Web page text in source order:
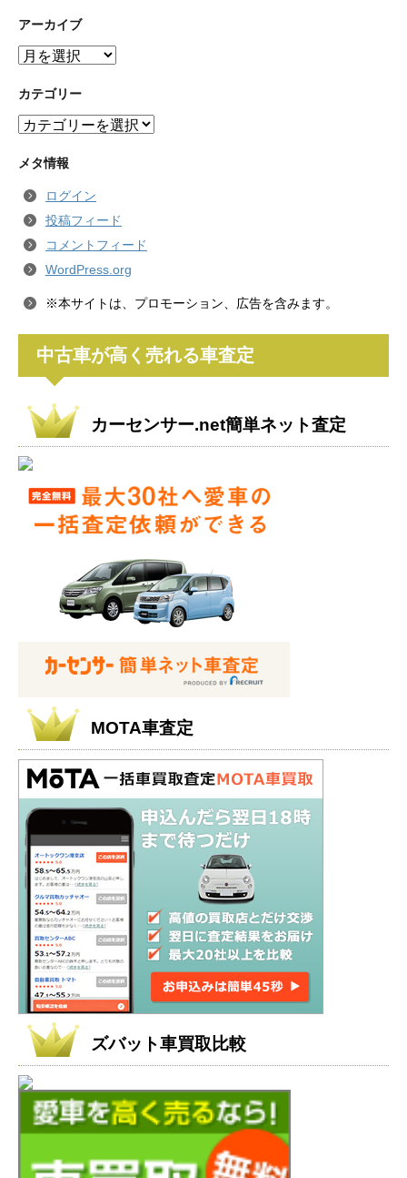
アーカイブ
ア
カ
ブ
カテゴリー
カ
ゴ
ー
メタ情報
ログイン
投稿フィード
コメントフィード
WordPress.org
※本サイトは、プロモーション、広告を含みます。
中古車が高く売れる車査定
カーセンサー.net簡単ネット査定
MOTA車査定
ズバット車買取比較